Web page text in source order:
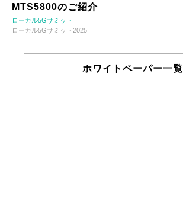
MTS5800のご紹介
ローカル5Gサミット
ローカル5Gサミット2025
ホワイトペーパー一覧